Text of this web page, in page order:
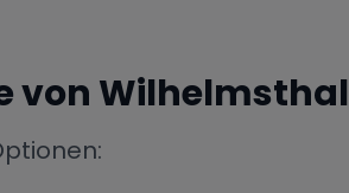
von Wilhelmsthal